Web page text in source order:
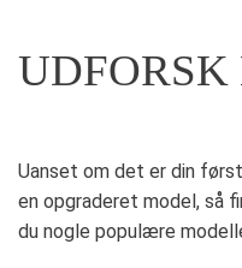
Uanset om det er din
en opgraderet model, så
du nogle populære